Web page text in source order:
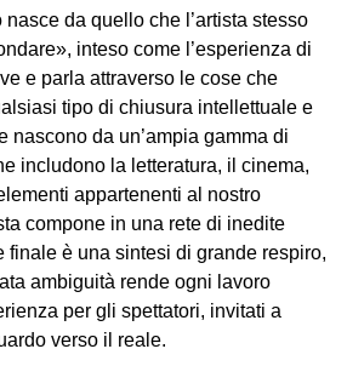
nasce da quello che l’artista stesso
inteso come l’esperienza di
e parla attraverso le cose che
tipo di chiusura intellettuale e
nascono da un’ampia gamma di
includono la letteratura, il cinema,
appartenenti al nostro
compone in una rete di inedite
finale è una sintesi di grande respiro,
ambiguità rende ogni lavoro
per gli spettatori, invitati a
verso il reale.